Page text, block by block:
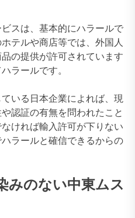
スは、基本的にハラールで
テルや商店等では、外国人
の提供が許可されています
ラールです。
いる日本企業によれば、現
認証の有無を問われたこと
ければ輸入許可が下りない
ラールと確信できるからの
みのない中東ムス